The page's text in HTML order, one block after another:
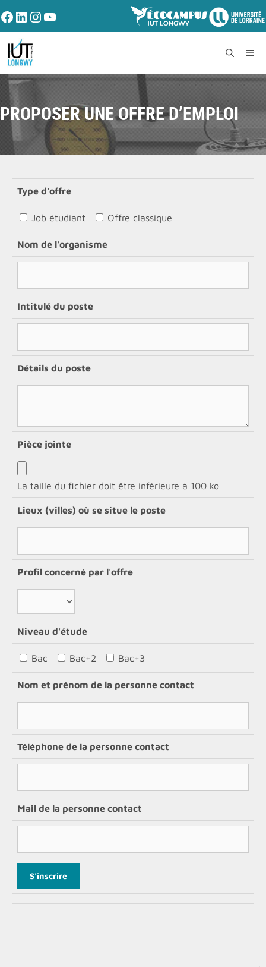
PROPOSER UNE OFFRE D’EMPLOI
Type d'offre
Job étudiant Offre classique
Nom de l'organisme
Intitulé du poste
Détails du poste
Pièce jointe
La taille du fichier doit être inférieure à 100 ko
Lieux (villes) où se situe le poste
Profil concerné par l'offre
Niveau d'étude
Bac Bac+2 Bac+3
Nom et prénom de la personne contact
Téléphone de la personne contact
Mail de la personne contact